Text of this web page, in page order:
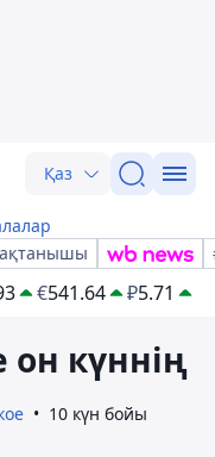
Қаз
€541.64 ₽5.71
он күннің
10 күн бойы